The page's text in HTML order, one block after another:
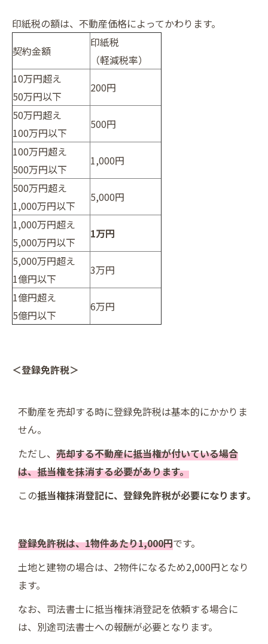
印紙税の額は、不動産価格によってかわります。
契約金額
印紙税
（軽減税率）
10万円超え
50万円以下
200円
50万円超え
100万円以下
500円
100万円超え
500万円以下
1,000円
500万円超え
1,000万円以下
5,000円
1,000万円超え
5,000万円以下
1万円
5,000万円超え
1億円以下
3万円
1億円超え
5億円以下
6万円
＜登録免許税＞
不動産を売却する時に登録免許税は基本的にかかりま
せん。
ただし、 売却する不動産に抵当権が付いている場合
は、抵当権を抹消する必要があります。
この抵当権抹消登記に、登録免許税が必要になります。
登録免許税は、1物件あたり1,000円です。
土地と建物の場合は、2物件になるため2,000円となり
ます。
なお、司法書士に抵当権抹消登記を依頼する場合に
は、別途司法書士への報酬が必要となります。